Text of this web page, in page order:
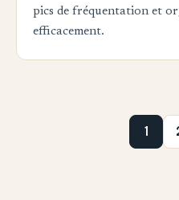
pics de fréquentation et
efficacement.
1